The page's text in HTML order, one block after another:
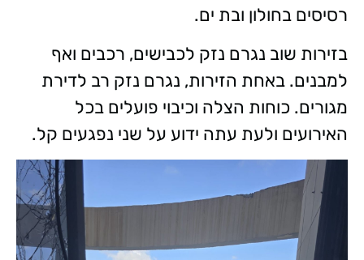
רסיסים בחולון ובת ים.
בזירות שוב נגרם נזק לכבישים, רכבים ואף
למבנים. באחת הזירות, נגרם נזק רב לדירת
מגורים. כוחות הצלה וכיבוי פועלים בכל
האירועים ולעת עתה ידוע על שני נפגעים קל.